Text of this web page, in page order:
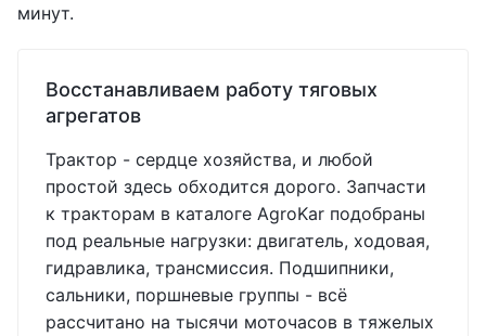
минут.
Восстанавливаем работу тяговых
агрегатов
Трактор - сердце хозяйства, и любой
простой здесь обходится дорого. Запчасти
к тракторам в каталоге AgroKar подобраны
под реальные нагрузки: двигатель, ходовая,
гидравлика, трансмиссия. Подшипники,
сальники, поршневые группы - всё
рассчитано на тысячи моточасов в тяжелых